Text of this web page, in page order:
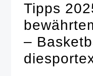
Tipps
–